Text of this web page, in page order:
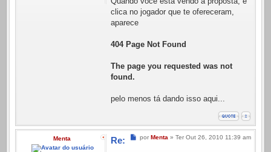
clica no jogador que te ofereceram,
aparece
404 Page Not Found
The page you requested was not
found.
pelo menos tá dando isso aqui...
Menta Mensagem
por Menta » Ter Out 26, 2010 11:39 am
Re: